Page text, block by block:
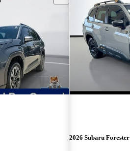
2026 Subaru Forester